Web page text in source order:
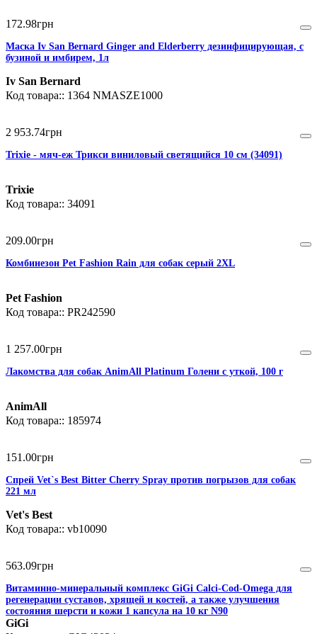
172.98грн
Маска Iv San Bernard Ginger and Elderberry дезинфицирующая, с
бузиной и имбирем, 1л
Iv San Bernard
1364 NMASZE1000
2 953.74грн
Trixie - мяч-еж Трикси виниловый светящийся 10 см (34091)
Trixie
34091
209.00грн
Комбинезон Pet Fashion Rain для собак серый 2XL
Pet Fashion
PR242590
1 257.00грн
Лакомства для собак AnimAll Platinum Голени с уткой, 100 г
AnimAll
185974
151 .00грн
Спрей Vet`s Best Bitter Cherry Spray против погрызов для собак
221 мл
Vet's Best
vb10090
563.09грн
Витаминно-минеральный комплекс GiGi Calci-Cod-Omega для
регенерации суставов, хрящей и костей, а также улучшения
состояния шерсти и кожи 1 капсула на 10 кг N90
GiGi